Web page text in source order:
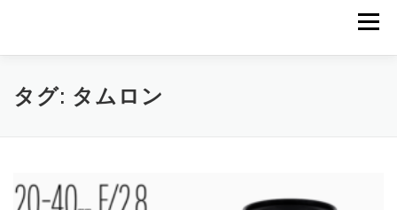
メニュー
タグ: タムロン